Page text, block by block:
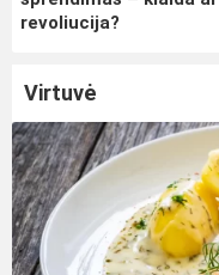
revoliucija?
Virtuvė